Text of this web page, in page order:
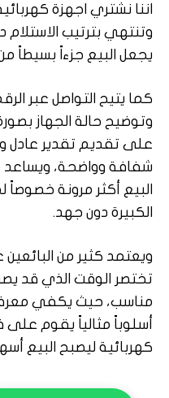
اننا نشتري اجهزة
وتنتهي بترتيب الاستلام
يجعل البيع جزءاً بسيطاً
كما يتيح التواصل عبر
وتوضيح حالة الجهاز
على تقديم تقدير عادل
شفافة وواضحة، ويساعد
البيع أكثر مرونة خصوصاً
الكبيرة دون جهد.
ويعتمد كثير من البائعين
تختصر الوقت الذي قد
مناسب، حيث يكفي
أسلوباً مثالياً يقوم على
كهربائية ليصبح البيع